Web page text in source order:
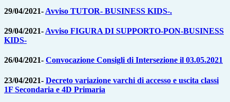
29/04/2021- Avviso TUTOR- BUSINESS KIDS-.
29/04/2021- Avviso FIGURA DI SUPPORTO-PON-BUSINESS
KIDS-
26/04/2021- Convocazione Consigli di Intersezione il 03.05.2021
23/04/2021- Decreto variazione varchi di accesso e uscita classi
1F Secondaria e 4D Primaria